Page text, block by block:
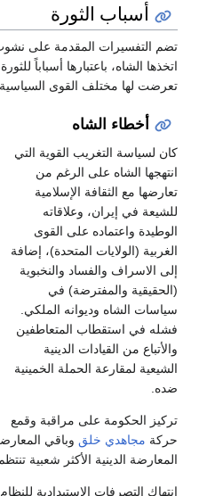
أسباب الثورة
تضم التفسيرات المقدمة على
اتخذها الشاه، باعتبارها أسباباً
تعرضت لها مختلف القوى
أخطاء الشاه
كان لسياسة التغريب القوية التي
انتهجها الشاه على الرغم من
تعارضها مع الثقافة الإسلامية
للشيعة في إيران، وعلاقاته
الوطيدة واعتماده على القوى
الغربية (الولايات المتحدة)، إضافة
إلى الاسراف والفساد والنخبوية
(الحقيقية والمفترضة) في
سياسات الشاه وديوانه الملكي.
فشله في استقطاب المتعاطفين
والأتباع من القيادات الدينية
الشيعية لمقارعة الحملة الخمينية
ضده.
تركيز الحكومة على مراقبة وقمع
حركة مجاهدي خلق وباقي
المعارضة الدينية الأكثر شعبية
انتهاك التصرفات الاستبدادية للنظام